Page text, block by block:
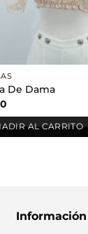
De Dama
AL CARRITO
Información